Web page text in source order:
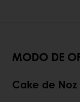
MODO DE
Cake de Noz